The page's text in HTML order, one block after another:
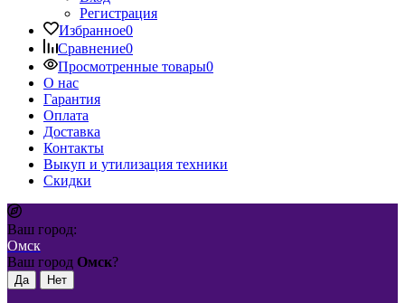
Регистрация
Избранное0
Сравнение0
Просмотренные товары0
О нас
Гарантия
Оплата
Доставка
Контакты
Выкуп и утилизация техники
Скидки
Ваш город:
Омск
Ваш город Омск?